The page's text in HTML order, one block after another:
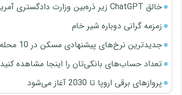
خالق ChatGPT زیر ذره‌بین وزارت دادگستری آمریکا
زمزمه گرانی دوباره شیر خام
جدیدترین نرخ‌های پیشنهادی مسکن در 10 محله تهران
تعداد حساب‌های بانکی‌تان را اینجا مشاهده کنید
پروازهای برقی اروپا تا 2030 آغاز می‌شود